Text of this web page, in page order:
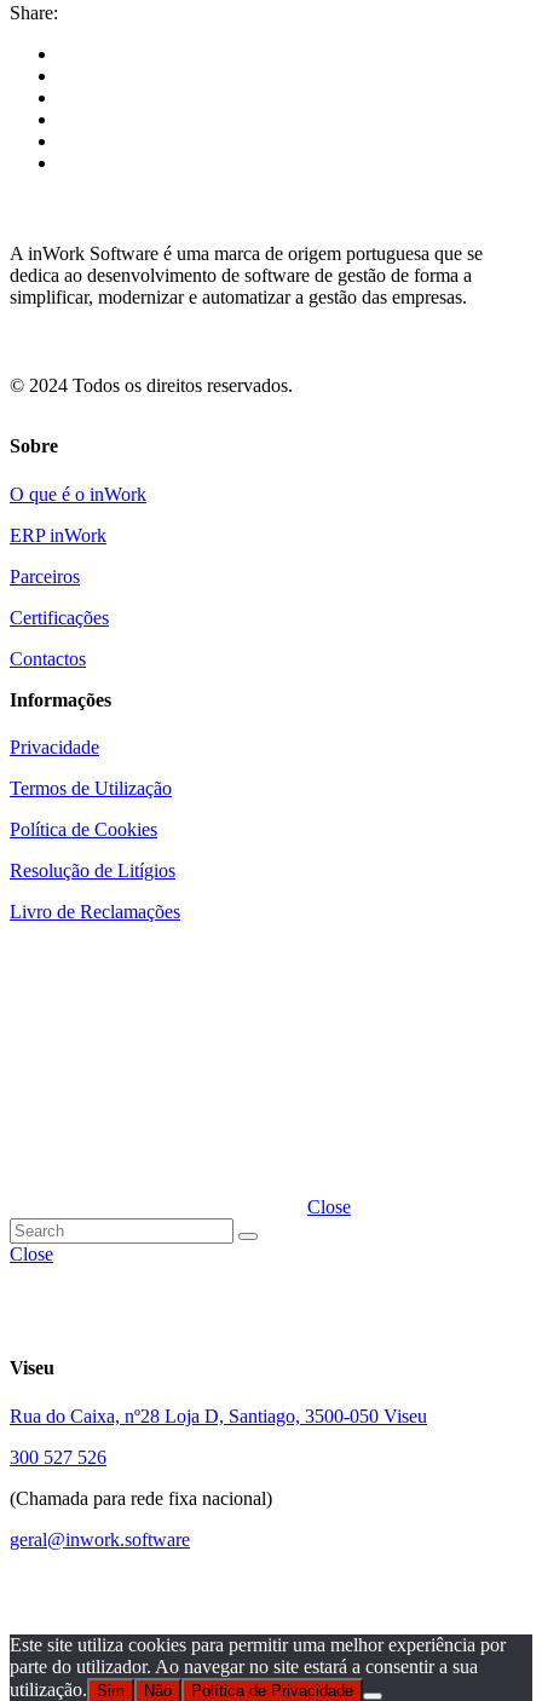
Share:
A inWork Software é uma marca de origem portuguesa que se
dedica ao desenvolvimento de software de gestão de forma a
simplificar, modernizar e automatizar a gestão das empresas.
© 2024 Todos os direitos reservados.
Sobre
O que é o inWork
ERP inWork
Parceiros
Certificações
Contactos
Informações
Privacidade
Termos de Utilização
Política de Cookies
Resolução de Litígios
Livro de Reclamações
Close
Close
Viseu
Rua do Caixa, nº28 Loja D, Santiago, 3500-050 Viseu
300 527 526
(Chamada para rede fixa nacional)
geral@inwork.software
Este site utiliza cookies para permitir uma melhor experiência por
parte do utilizador. Ao navegar no site estará a consentir a sua
utilização. Sim Não Política de Privacidade